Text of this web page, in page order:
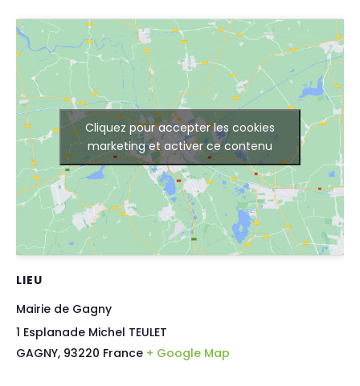
LIEU
Mairie de Gagny
1 Esplanade Michel TEULET
GAGNY, 93220 France + Google Map
Cliquez pour accepter les cookies
marketing et activer ce contenu